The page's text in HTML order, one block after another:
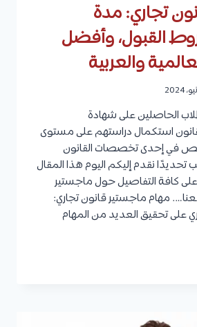
تجاري: مدة
القبول، وأفضل
والعربية
الحاصلين على شهادة
استكمال دراستهم على مستوى
في إحدى تخصصات القانون
تحديدًا نقدم إليكم اليوم هذا المقال
كافة التفاصيل حول ماجستير
مهام ماجستير قانون تجاري:
على تحقيق العديد من المهام